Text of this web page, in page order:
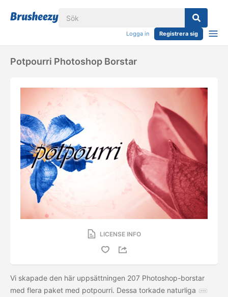
Logga in Registrera sig
Potpourri Photoshop Borstar
LICENSE INFO
Vi skapade den här uppsättningen 207 Photoshop-borstar
med flera paket med potpourri. Dessa torkade naturliga